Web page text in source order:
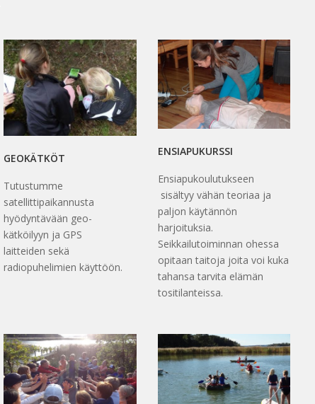
GEOKÄTKÖT
Tutustumme
satellittipaikannusta
hyödyntävään geo-
kätköilyyn ja GPS
laitteiden sekä
radiopuhelimien käyttöön.
ENSIAPUKURSSI
Ensiapukoulutukseen
sisältyy vähän teoriaa ja
paljon käytännön
harjoituksia.
Seikkailutoiminnan ohessa
opitaan taitoja joita voi kuka
tahansa tarvita elämän
tositilanteissa.